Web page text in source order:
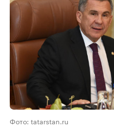
Фото: tatarstan.ru